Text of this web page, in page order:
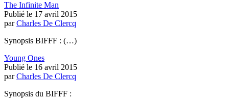
The Infinite Man
Publié le 17 avril 2015
parCharles De Clercq
Synopsis BIFFF : (…)
Young Ones
Publié le 16 avril 2015
parCharles De Clercq
Synopsis du BIFFF :